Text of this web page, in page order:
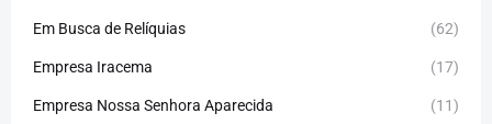
Em Busca de Relíquias (62)
Empresa Iracema (17)
Empresa Nossa Senhora Aparecida (11)